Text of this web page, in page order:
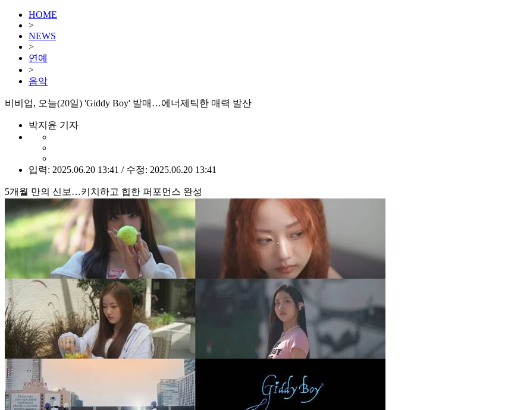
HOME
>
NEWS
>
연예
>
음악
비비업, 오늘(20일) 'Giddy Boy' 발매…에너제틱한 매력 발산
박지윤 기자
입력: 2025.06.20 13:41 / 수정: 2025.06.20 13:41
5개월 만의 신보…키치하고 힙한 퍼포먼스 완성